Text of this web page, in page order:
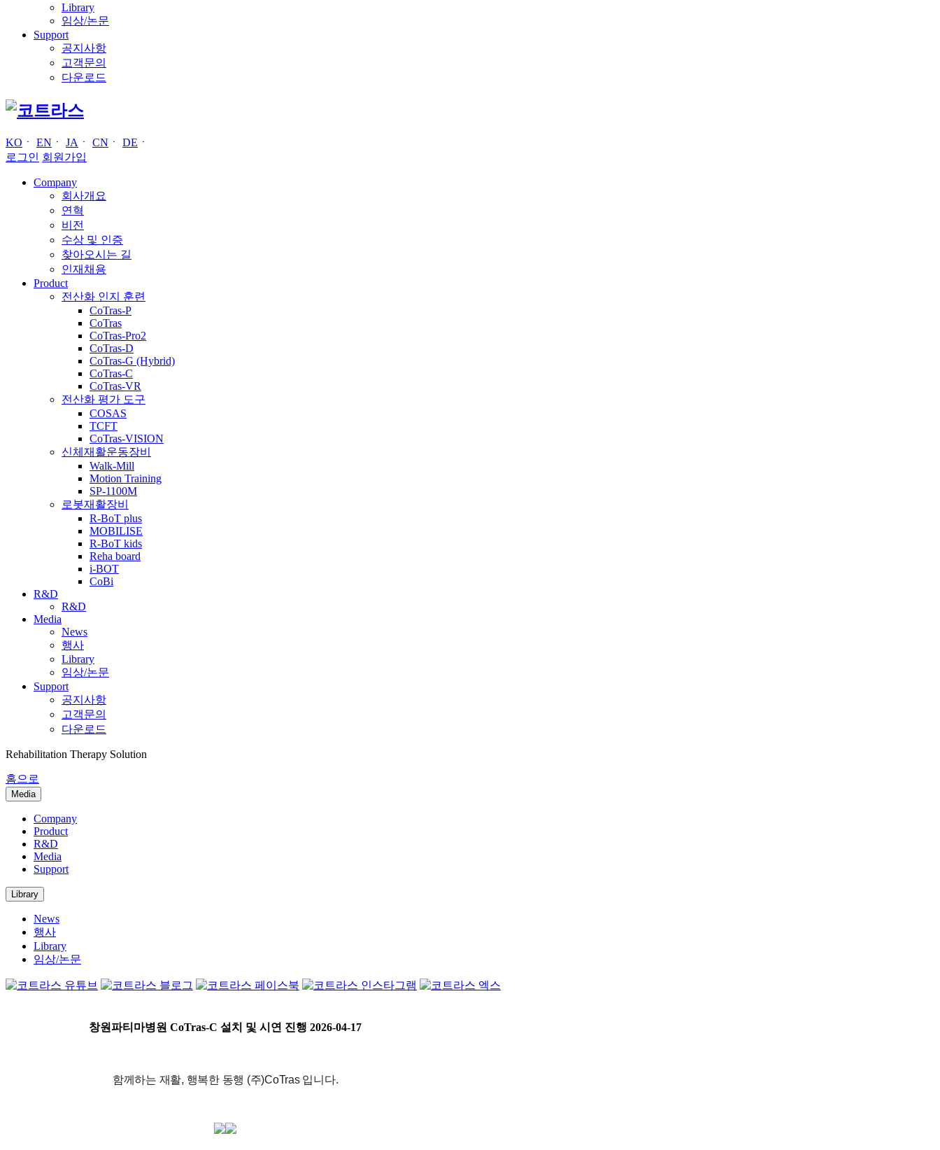
Library
임상/논문
Support
공지사항
고객문의
다운로드
KO ㆍ EN ㆍ JA ㆍ CN ㆍ DE ㆍ
로그인 회원가입
Company
회사개요
연혁
비전
수상 및 인증
찾아오시는 길
인재채용
Product
전산화 인지 훈련
CoTras-P
CoTras
CoTras-Pro2
CoTras-D
CoTras-G (Hybrid)
CoTras-C
CoTras-VR
전산화 평가 도구
COSAS
TCFT
CoTras-VISION
신체재활운동장비
Walk-Mill
Motion Training
SP-1100M
로봇재활장비
R-BoT plus
MOBILISE
R-BoT kids
Reha board
i-BOT
CoBi
R&D
R&D
Media
News
행사
Library
임상/논문
Support
공지사항
고객문의
다운로드
Rehabilitation Therapy Solution
홈으로
Media
Company
Product
R&D
Media
Support
Library
News
행사
Library
임상/논문
창원파티마병원 CoTras-C 설치 및 시연 진행 2026-04-17
함께하는 재활, 행복한 동행 (주)CoTras 입니다.